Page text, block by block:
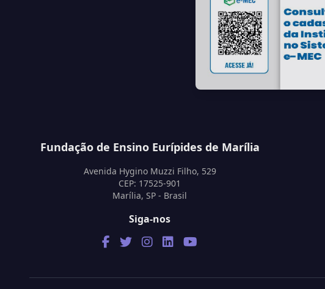
Fundação de Ensino Eurípides de Marília
Avenida Hygino Muzzi Filho, 529
CEP: 17525-901
Marília, SP - Brasil
Siga-nos